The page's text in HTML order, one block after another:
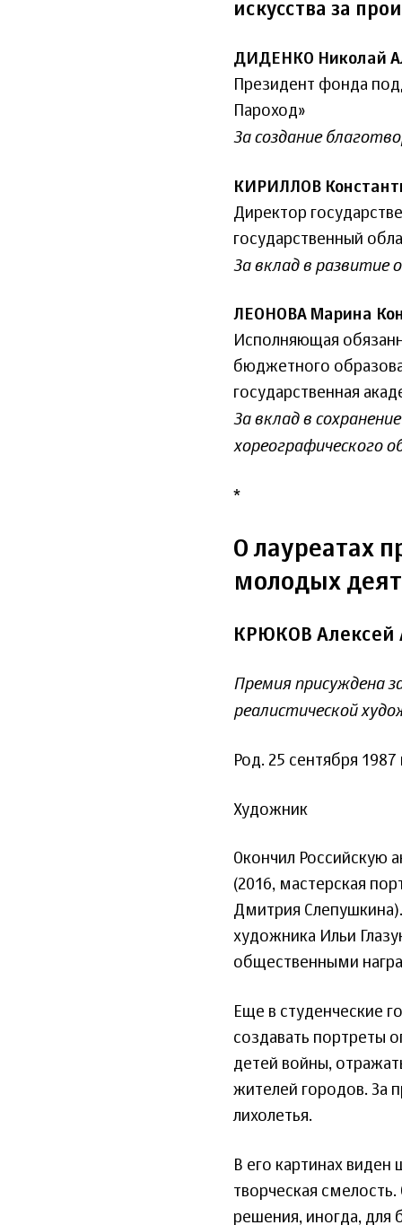
искусства за
ДИДЕНКО Николай
Президент фонда
Пароход»
За создание
КИРИЛЛОВ
Директор
государственный
За вклад в развитие
ЛЕОНОВА Марина
Исполняющая
бюджетного
государственная
За вклад в
хореографического
*
О лауреатах
молодых
КРЮКОВ Алексей
Премия присуждена
реалистической
Род. 25 сентября
Художник
Окончил Российскую
(2016, мастерская
Дмитрия
художника Ильи
общественными
Еще в студенческие
создавать портреты
детей войны,
жителей городов. За
лихолетья.
В его картинах
творческая
решения, иногда, для